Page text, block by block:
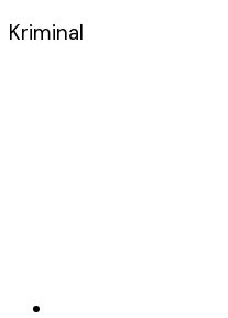
Kriminal